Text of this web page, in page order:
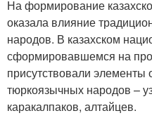
На формирование
оказала влияние
народов. В казахском
сформировавшемся на
присутствовали
тюркоязычных народов –
каракалпаков, алтайцев.